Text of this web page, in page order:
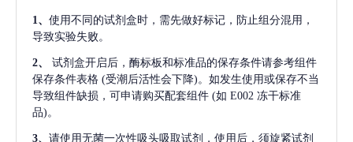
1、 使用不同的试剂盒时，需先做好标记，防止组分混用，
导致实验失败。
2、
试剂盒开启后，酶标板和标准品的保存条件请参考组件
保存条件表格 (受潮后活性会下降)。如发生使用或保存不当
导致组件缺损，可申请购买配套组件 (如 E002 冻干标准
品)。
3、 请使用无菌一次性吸头吸取试剂，使用后，须旋紧试剂